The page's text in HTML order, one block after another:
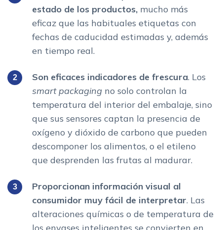
estado de los productos, mucho más
eficaz que las habituales etiquetas con
fechas de caducidad estimadas y, además
en tiempo real.
Son eficaces indicadores de frescura. Los
smart packaging no solo controlan la
temperatura del interior del embalaje, sino
que sus sensores captan la presencia de
oxígeno y dióxido de carbono que pueden
descomponer los alimentos, o el etileno
que desprenden las frutas al madurar.
Proporcionan información visual al
consumidor muy fácil de interpretar. Las
alteraciones químicas o de temperatura de
los envases inteligentes se convierten en